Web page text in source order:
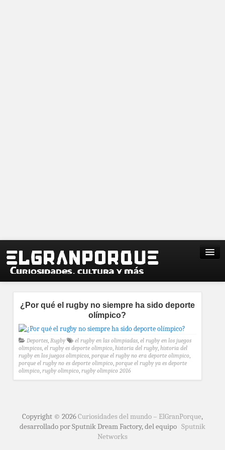
¿Por qué el rugby no siempre ha sido deporte
olímpico?
Deportes, Rugby el rugby en las olimpiadas, el rugby en los juegos
olimpicos, el rugby es deporte olimpico, historia del rugby, historia del
rugby en los juegos olimpicos, porque el rugby no era deporte olimpico,
porque el rugby no es deporte olimpico, porque el rugby ya es deporte
olimpico, rugby olimpico, rugby olimpico 2016
Copyright © 2026Curiosidades del mundo – ElGranPorque,
desarrollado por Sputnik Dream Factory, del equipo Sputnik
Networks